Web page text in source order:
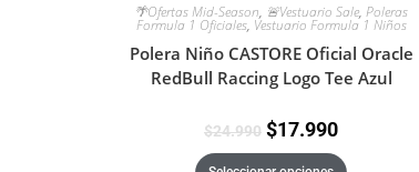
🌴Ofertas Mid-Season, 🚨Vestuario Sale, Poleras
Formula 1 Oficiales, Vestuario Formula 1 Niños
Polera Niño CASTORE Oficial Oracle
RedBull Raccing Logo Tee Azul
$24.990 $17.990